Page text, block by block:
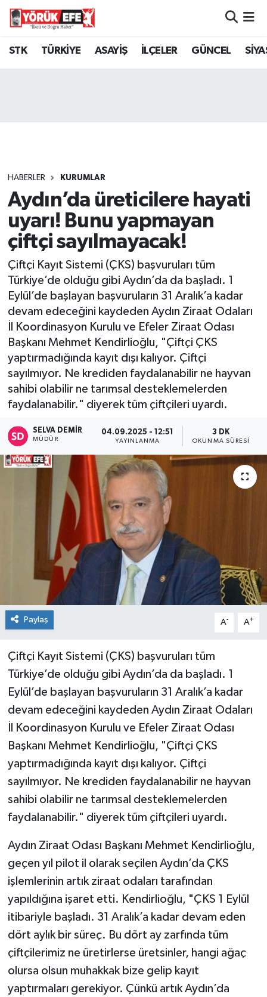
STK TÜRKİYE ASAYİŞ İLÇELER GÜNCEL
HABERLER KURUMLAR
Aydın’da üreticilere hayati
uyarı! Bunu yapmayan
çiftçi sayılmayacak!
Çiftçi Kayıt Sistemi (ÇKS) başvuruları tüm
Türkiye’de olduğu gibi Aydın’da da başladı. 1
Eylül’de başlayan başvuruların 31 Aralık’a kadar
devam edeceğini kaydeden Aydın Ziraat Odaları
İl Koordinasyon Kurulu ve Efeler Ziraat Odası
Başkanı Mehmet Kendirlioğlu, "Çiftçi ÇKS
yaptırmadığında kayıt dışı kalıyor. Çiftçi
sayılmıyor. Ne krediden faydalanabilir ne hayvan
sahibi olabilir ne tarımsal desteklemelerden
faydalanabilir." diyerek tüm çiftçileri uyardı.
SELVA DEMIR
MÜDÜR
04.09.2025 - 12:51
YAYINLANMA
3 DK
OKUNMA SÜRESI
Paylaş A- A+
Çiftçi Kayıt Sistemi (ÇKS) başvuruları tüm
Türkiye’de olduğu gibi Aydın’da da başladı. 1
Eylül’de başlayan başvuruların 31 Aralık’a kadar
devam edeceğini kaydeden Aydın Ziraat Odaları
İl Koordinasyon Kurulu ve Efeler Ziraat Odası
Başkanı Mehmet Kendirlioğlu, "Çiftçi ÇKS
yaptırmadığında kayıt dışı kalıyor. Çiftçi
sayılmıyor. Ne krediden faydalanabilir ne hayvan
sahibi olabilir ne tarımsal desteklemelerden
faydalanabilir." diyerek tüm çiftçileri uyardı.
Aydın Ziraat Odası Başkanı Mehmet Kendirlioğlu,
geçen yıl pilot il olarak seçilen Aydın’da ÇKS
işlemlerinin artık ziraat odaları tarafından
yapıldığına işaret etti. Kendirlioğlu, "ÇKS 1 Eylül
itibariyle başladı. 31 Aralık’a kadar devam eden
dört aylık bir süreç. Bu dört ay zarfında tüm
çiftçilerimiz ne üretirlerse üretsinler, hangi ağaç
olursa olsun muhakkak bize gelip kayıt
yaptırmaları gerekiyor. Çünkü artık Aydın’da
Aydın Nöbetçi Eczaneler
Tüm Manşetler
Son Dakika Haberleri
Haber Arşivi